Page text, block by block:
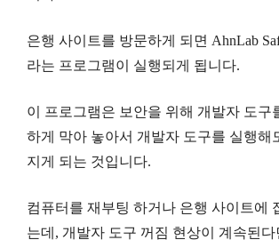
은행 사이트를 방문하게 되면 AhnLab
라는 프로그램이 실행되게 됩니다.
이 프로그램은 보안을 위해 개발자 도구
하게 막아 놓아서 개발자 도구를 실행해
지게 되는 것입니다.
컴퓨터를 재부팅 하거나 은행 사이트에
는데, 개발자 도구 꺼짐 현상이 계속된다